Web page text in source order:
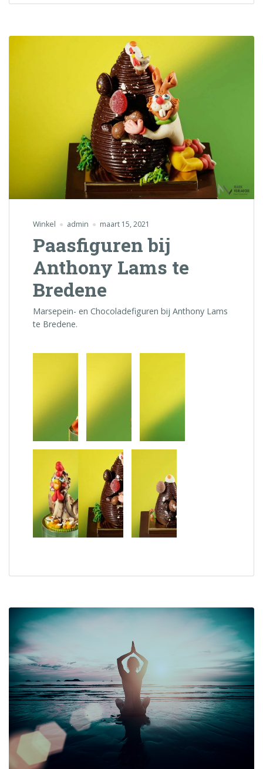
Winkel admin maart 15, 2021
Paasfiguren bij
Anthony Lams te
Bredene
Marsepein- en Chocoladefiguren bij Anthony Lams
te Bredene.